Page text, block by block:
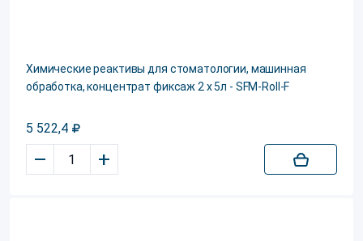
Химические реактивы для стоматологии, машинная
обработка, концентрат фиксаж 2 х 5л - SFM-Roll-F
5 522,4
– +